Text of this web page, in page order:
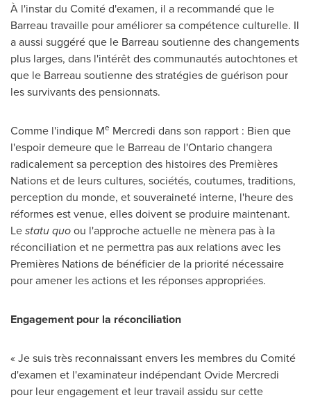
À l'instar du Comité d'examen, il a recommandé que le
Barreau travaille pour améliorer sa compétence culturelle. Il
a aussi suggéré que le Barreau soutienne des changements
plus larges, dans l'intérêt des communautés autochtones et
que le Barreau soutienne des stratégies de guérison pour
les survivants des pensionnats.
Comme l'indique Me Mercredi dans son rapport : Bien que
l'espoir demeure que le Barreau de l'Ontariochangera
radicalement sa perception des histoires des Premières
Nations et de leurs cultures, sociétés, coutumes, traditions,
perception du monde, et souveraineté interne, l'heure des
réformes est venue, elles doivent se produire maintenant.
Lestatu quoou l'approche actuelle ne mènera pas à la
réconciliation et ne permettra pas aux relations avec les
Premières Nations de bénéficier de la priorité nécessaire
pour amener les actions et les réponses appropriées.
Engagement pour la réconciliation
« Je suis très reconnaissant envers les membres du Comité
d'examen et l'examinateur indépendantOvide Mercredi
pour leur engagement et leur travail assidu sur cette